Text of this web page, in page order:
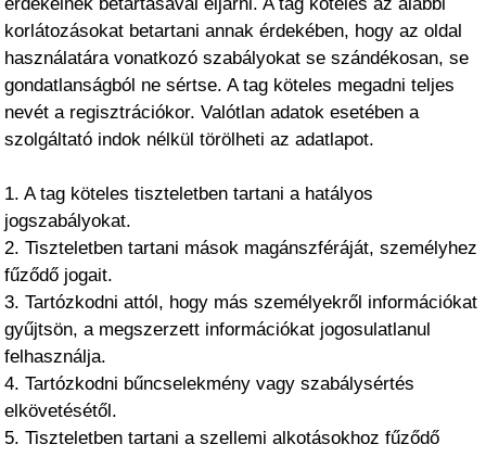
korlátozásokat betartani annak érdekében, hogy az oldal
használatára vonatkozó szabályokat se szándékosan, se
gondatlanságból ne sértse. A tag köteles megadni teljes
nevét a regisztrációkor. Valótlan adatok esetében a
szolgáltató indok nélkül törölheti az adatlapot.
1. A tag köteles tiszteletben tartani a hatályos
jogszabályokat.
2. Tiszteletben tartani mások magánszféráját, személyhez
fűződő jogait.
3. Tartózkodni attól, hogy más személyekről információkat
gyűjtsön, a megszerzett információkat jogosulatlanul
felhasználja.
4. Tartózkodni bűncselekmény vagy szabálysértés
elkövetésétől.
5. Tiszteletben tartani a szellemi alkotásokhoz fűződő